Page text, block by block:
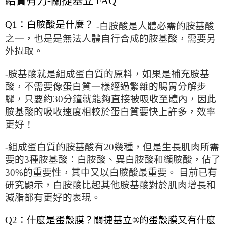
Q1：白胺酸是什麼？ -白胺酸是人體必需的胺基酸
之一，也是是無法人體自行合成的胺基酸，需要另
外攝取。
-胺基酸就是組成蛋白質的原料，如果是補充胺基
酸，不需要像蛋白質一樣經過繁雜的腸胃分解步
驟，只要約30分鐘就能夠直接被吸收至體內，因此
胺基酸的吸收速度相較於蛋白質要快上許多，效率
更好！
-組成蛋白質的胺基酸有20幾種，但是生長肌肉所需
要的3種胺基酸：白胺酸、異白胺酸和纈胺酸，佔了
30%的重要性，其中又以白胺酸最重要。 目前已有
研究顯示，白胺酸比起其他胺基酸對於肌肉增長和
減脂都有更好的表現。
Q2：什麼是蛋殼膜？關捷基立®的蛋殼膜又有什麼